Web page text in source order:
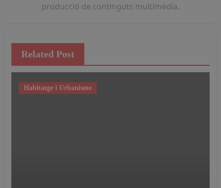
producció de continguts multimèdia.
Related Post
Habitatge i Urbanisme